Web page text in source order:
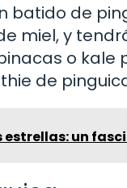
batido de
miel, y
o kale
de
estrellas: un